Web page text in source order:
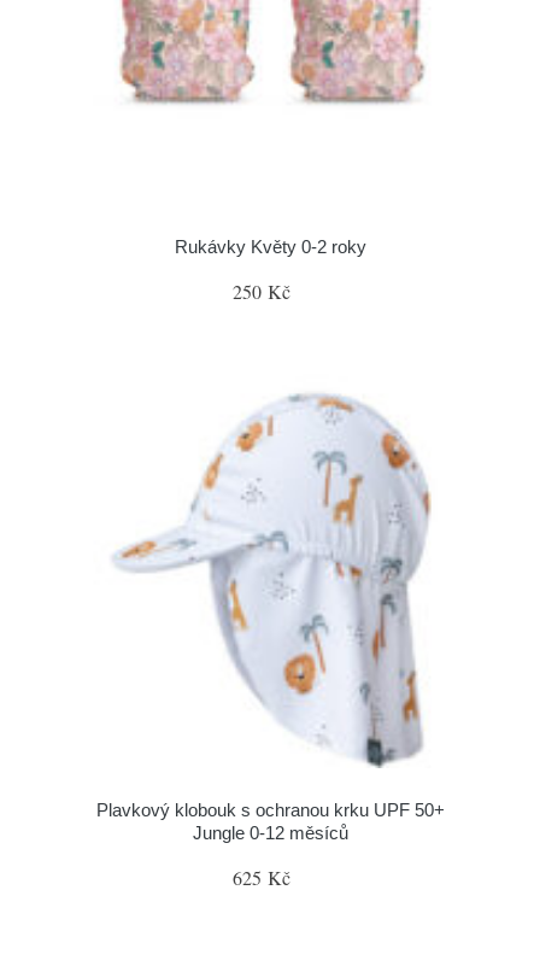
Rukávky Květy 0-2 roky
250 Kč
Plavkový klobouk s ochranou krku UPF 50+
Jungle 0-12 měsíců
625 Kč